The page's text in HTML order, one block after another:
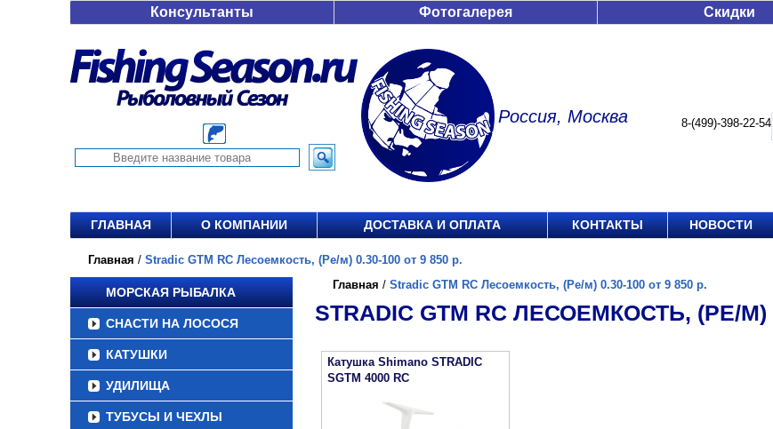
Консультанты Фотогалерея Скидки
Россия, Москва 8-(499)-398-22-54
ГЛАВНАЯ О КОМПАНИИ ДОСТАВКА И ОПЛАТА КОНТАКТЫ НОВОСТИ
Главная / Stradic GTM RC Лесоемкость, (Ре/м) 0.30-100 от 9 850 р.
МОРСКАЯ РЫБАЛКА
СНАСТИ НА ЛОСОСЯ
КАТУШКИ
УДИЛИЩА
ТУБУСЫ И ЧЕХЛЫ
Главная / Stradic GTM RC Лесоемкость, (Ре/м) 0.30-100 от 9 850 р.
STRADIC GTM RC ЛЕСОЕМКОСТЬ, (РЕ/М)
Катушка Shimano STRADIC
SGTM 4000 RC